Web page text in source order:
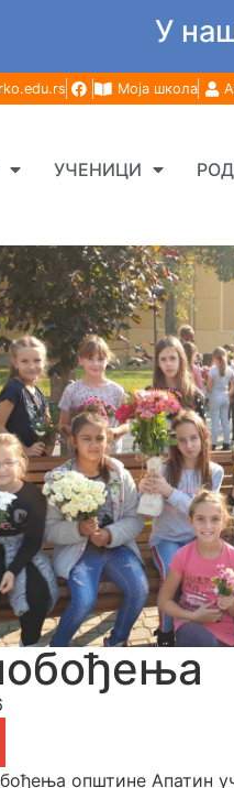
У
Моја школа
УЧЕНИЦИ
општине Апатин